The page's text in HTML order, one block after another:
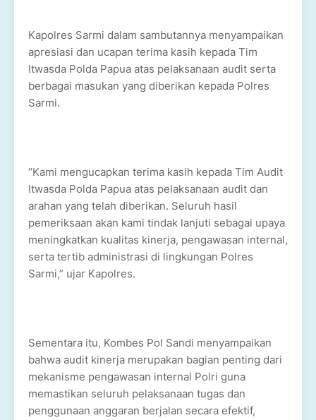
Kapolres Sarmi dalam sambutannya menyampaikan
apresiasi dan ucapan terima kasih kepada Tim
Itwasda Polda Papua atas pelaksanaan audit serta
berbagai masukan yang diberikan kepada Polres
Sarmi.
“Kami mengucapkan terima kasih kepada Tim Audit
Itwasda Polda Papua atas pelaksanaan audit dan
arahan yang telah diberikan. Seluruh hasil
pemeriksaan akan kami tindak lanjuti sebagai upaya
meningkatkan kualitas kinerja, pengawasan internal,
serta tertib administrasi di lingkungan Polres
Sarmi,” ujar Kapolres.
Sementara itu, Kombes Pol Sandi menyampaikan
bahwa audit kinerja merupakan bagian penting dari
mekanisme pengawasan internal Polri guna
memastikan seluruh pelaksanaan tugas dan
penggunaan anggaran berjalan secara efektif,